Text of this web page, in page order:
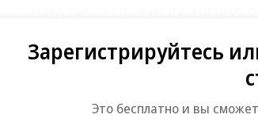
«транзакционные
услугу или продукт без
итогу 2024 года.
Зарегистрируйтесь
Это бесплатно и вы